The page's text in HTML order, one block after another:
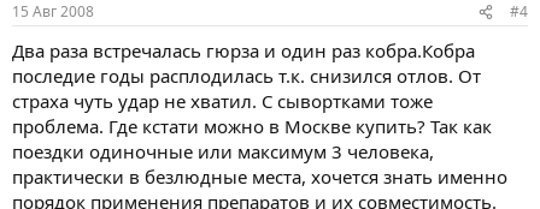
15 Авг 2008 #4
Два раза встречалась гюрза и один раз кобра.Кобра
последие годы расплодилась т.к. снизился отлов. От
страха чуть удар не хватил. С сывортками тоже
проблема. Где кстати можно в Москве купить? Так как
поездки одиночные или максимум 3 человека,
практически в безлюдные места, хочется знать именно
порядок применения препаратов и их совместимость.